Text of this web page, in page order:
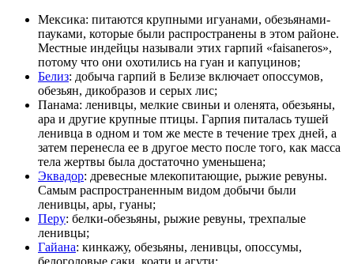
Мексика: питаются крупными игуанами, обезьянами-
пауками, которые были распространены в этом районе.
Местные индейцы называли этих гарпий «faisaneros»,
потому что они охотились на гуан и капуцинов;
Белиз: добыча гарпий в Белизе включает опоссумов,
обезьян, дикобразов и серых лис;
Панама: ленивцы, мелкие свиньи и оленята, обезьяны,
ара и другие крупные птицы. Гарпия питалась тушей
ленивца в одном и том же месте в течение трех дней, а
затем перенесла ее в другое место после того, как масса
тела жертвы была достаточно уменьшена;
Эквадор: древесные млекопитающие, рыжие ревуны.
Самым распространенным видом добычи были
ленивцы, ары, гуаны;
Перу: белки-обезьяны, рыжие ревуны, трехпалые
ленивцы;
Гайана: кинкажу, обезьяны, ленивцы, опоссумы,
белоголовые саки, коати и агути;